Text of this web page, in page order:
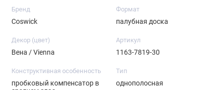
Бренд
Coswick
Формат
палубная доска
Декор (цвет)
Вена / Vienna
Артикул
1163-7819-30
Конструктивная особенность
пробковый компенсатор в
Тип
однополосная